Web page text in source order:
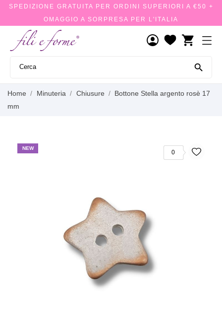
SPEDIZIONE GRATUITA PER ORDINI SUPERIORI A €50 +
OMAGGIO A SORPRESA PER L'ITALIA
shopping_cart

Home Minuteria Chiusure
Bottone Stella argento rosè 17
mm
NEW
0